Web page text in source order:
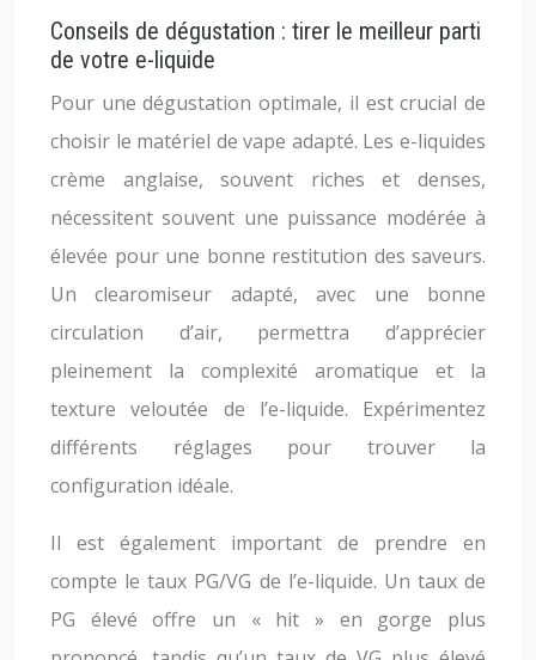
Conseils de dégustation : tirer le meilleur parti
de votre e-liquide
Pour une dégustation optimale, il est crucial de
choisir le matériel de vape adapté. Les e-liquides
crème anglaise, souvent riches et denses,
nécessitent souvent une puissance modérée à
élevée pour une bonne restitution des saveurs.
Un clearomiseur adapté, avec une bonne
circulation d’air, permettra d’apprécier
pleinement la complexité aromatique et la
texture veloutée de l’e-liquide. Expérimentez
différents réglages pour trouver la
configuration idéale.
Il est également important de prendre en
compte le taux PG/VG de l’e-liquide. Un taux de
PG élevé offre un « hit » en gorge plus